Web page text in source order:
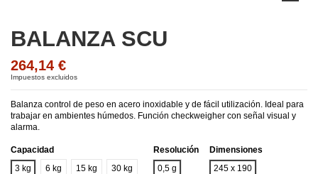
BALANZA SCU
264,14 €
Impuestos excluidos
Balanza control de peso en acero inoxidable y de fácil utilización. Ideal para
trabajar en ambientes húmedos. Función checkweigher con señal visual y
alarma.
Capacidad
3 kg
6 kg 15 kg 30 kg
Resolución
0,5 g
Dimensiones
245 x 190